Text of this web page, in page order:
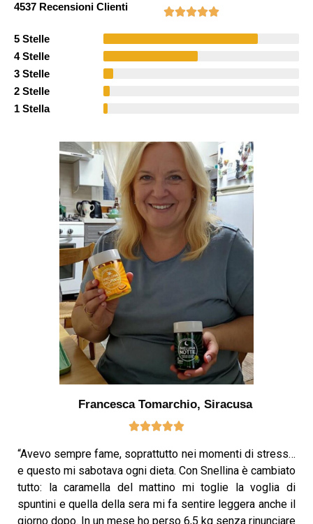
4537 Recensioni Clienti
5 Stelle
4 Stelle
3 Stelle
2 Stelle
1 Stella
Francesca Tomarchio, Siracusa
“Avevo sempre fame, soprattutto nei momenti di stress…
e questo mi sabotava ogni dieta. Con Snellina è cambiato
tutto: la caramella del mattino mi toglie la voglia di
spuntini e quella della sera mi fa sentire leggera anche il
giorno dopo. In un mese ho perso 6,5 kg senza rinunciare